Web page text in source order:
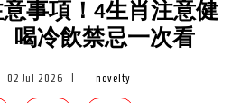
事項！4生肖注意健
喝冷飲禁忌一次看
02 Jul 2026 novelty